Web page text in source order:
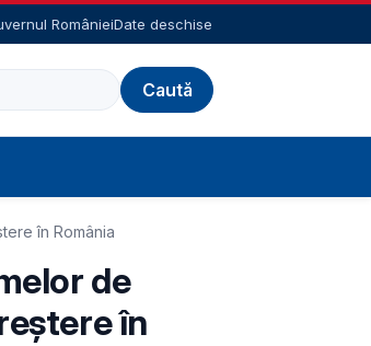
RomânieiDate deschise
în România
de
în